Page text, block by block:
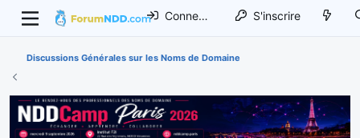
Connexion S'inscrire
Discussions Générales sur les Noms de Domaine